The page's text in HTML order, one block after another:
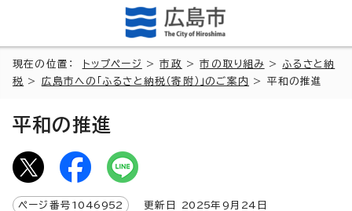
現在の位置： トップページ >市政 >市の取り組み > ふるさと納
税
> 広島市への「ふるさと納税（寄附）」のご案内 > 平和の推進
平和の推進
ページ番号 1046952 更新日 2025年9月 24 日